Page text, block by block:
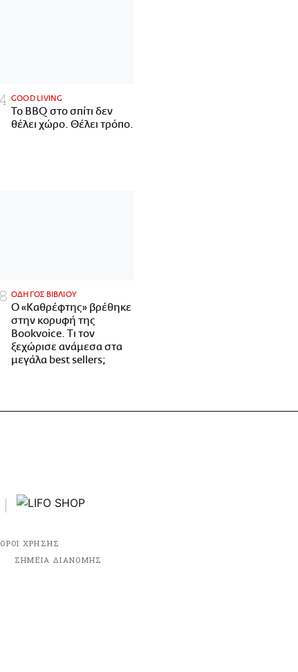
GOOD LIVING
Το BBQ στο σπίτι δεν
θέλει χώρο. Θέλει τρόπο.
ΟΔΗΓΟΣ ΒΙΒΛΙΟΥ
Ο «Καθρέφτης» βρέθηκε
στην κορυφή της
Bookvoice. Τι τον
ξεχώρισε ανάμεσα στα
μεγάλα best sellers;
ΟΡΟΙ ΧΡΗΣΗΣ
ΣΗΜΕΙΑ ΔΙΑΝΟΜΗΣ